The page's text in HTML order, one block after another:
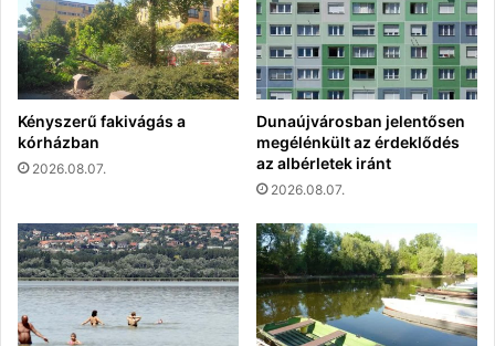
Kényszerű fakivágás a
kórházban
2026.08.07.
Dunaújvárosban jelentősen
megélénkült az érdeklődés
az albérletek iránt
2026.08.07.